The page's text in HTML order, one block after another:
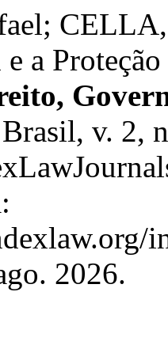
a
v. 2,
2026.